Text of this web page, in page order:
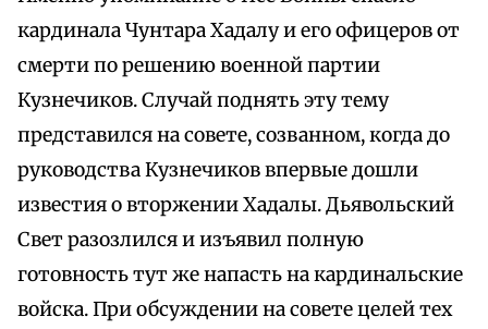
кардинала Чунтара Хадалу и его офицеров от
смерти по решению военной партии
Кузнечиков. Случай поднять эту тему
представился на совете, созванном, когда до
руководства Кузнечиков впервые дошли
известия о вторжении Хадалы. Дьявольский
Свет разозлился и изъявил полную
готовность тут же напасть на кардинальские
войска. При обсуждении на совете целей тех